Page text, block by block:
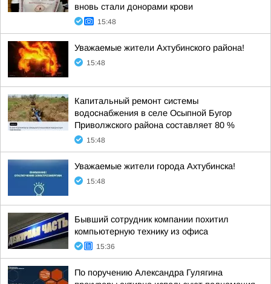
вновь стали донорами крови
15:48
Уважаемые жители Ахтубинского района!
15:48
Капитальный ремонт системы
водоснабжения в селе Осыпной Бугор
Приволжского района составляет 80 %
15:48
Уважаемые жители города Ахтубинска!
15:48
Бывший сотрудник компании похитил
компьютерную технику из офиса
15:36
По поручению Александра Гулягина